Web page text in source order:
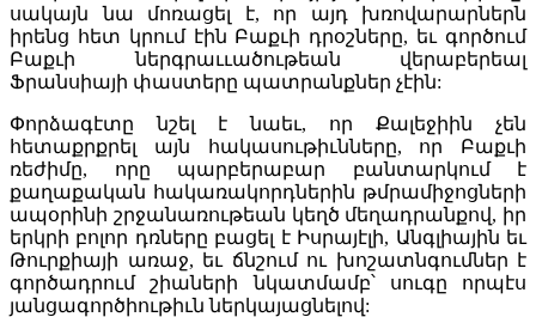
սակայն նա մոռացել է, որ այդ խռովարարներն
իրենց հետ կրում էին Բաքւի դրօշները, եւ գործում
Բաքւի ներգրաււածութեան վերաբերեալ
Ֆրանսիայի փաստերը պատրանքներ չէին:
Փորձագէտը նշել է նաեւ, որ Քալեջիին չեն
հետաքրքրել այն հակասութիւնները, որ Բաքւի
ռեժիմը, որը պարբերաբար բանտարկում է
քաղաքական հակառակորդներին թմրամիջոցների
ապօրինի շրջանառութեան կեղծ մեղադրանքով, իր
երկրի բոլոր դռները բացել է Իսրայէլի, Անգլիային եւ
Թուրքիայի առաջ, եւ ճնշում ու խոշատնգումներ է
գործադրում շիաների նկատմամբ՝ սուգը որպէս
յանցագործիութիւն ներկայացնելով: